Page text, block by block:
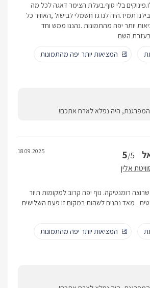
בלי סוף.בעלת הצימר דאגה לכל מה
תמיד.היה לנו גז חשמלי לבישול ,האוויר כל
יותר יפה מהתמונות .נהננו ממש וחד
בעזרת השם
המציאות יותר יפה מהתמונות
היה נפלא לארח אתכם!
5/5
אלין
18.09.2025
רומנטיקה. נוף יפה קרוב למקומות תיור
. מאד נהנים לשהות במקום זו פעם השלישית
המציאות יותר יפה מהתמונות